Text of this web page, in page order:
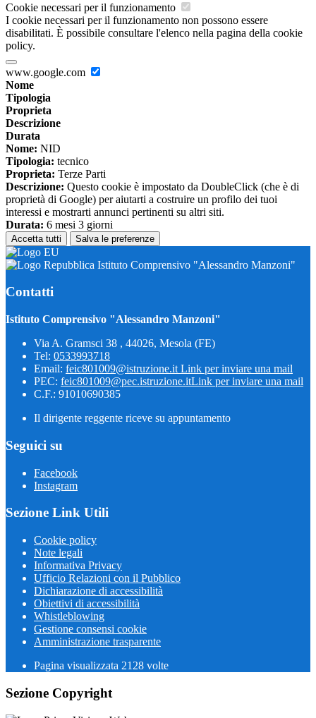
Cookie necessari per il funzionamento
I cookie necessari per il funzionamento non possono essere
disabilitati. È possibile consultare l'elenco nella pagina della cookie
policy.
www.google.com
Nome
Tipologia
Proprieta
Descrizione
Durata
Nome: NID
Tipologia: tecnico
Proprieta: Terze Parti
Descrizione: Questo cookie è impostato da DoubleClick (che è di
proprietà di Google) per aiutarti a costruire un profilo dei tuoi
interessi e mostrarti annunci pertinenti su altri siti.
Durata: 6 mesi 3 giorni
Accetta tutti Salva le preferenze
Istituto Comprensivo "Alessandro Manzoni"
Contatti
Istituto Comprensivo "Alessandro Manzoni"
Via A. Gramsci 38 , 44026, Mesola (FE)
Tel: 0533993718
Email: feic801009@istruzione.it Link per inviare una mail
PEC: feic801009@pec.istruzione.itLink per inviare una mail
C.F.: 91010690385
Il dirigente reggente riceve su appuntamento
Seguici su
Facebook
Instagram
Sezione Link Utili
Cookie policy
Note legali
Informativa Privacy
Ufficio Relazioni con il Pubblico
Dichiarazione di accessibilità
Obiettivi di accessibilità
Whistleblowing
Gestione consensi cookie
Amministrazione trasparente
Pagina visualizzata 2128 volte
Sezione Copyright